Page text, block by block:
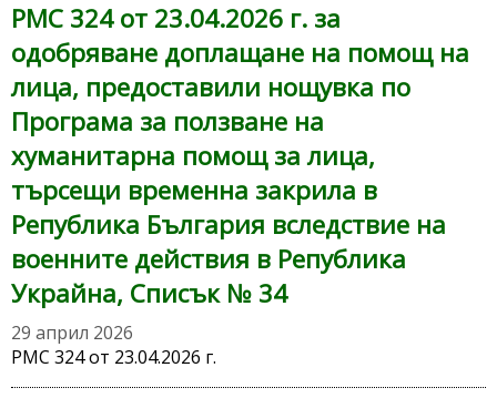
РМС 324 от 23.04.2026 г. за
одобряване доплащане на помощ на
лица, предоставили нощувка по
Програма за ползване на
хуманитарна помощ за лица,
търсещи временна закрила в
Република България вследствие на
военните действия в Република
Украйна, Списък № 34
29 април 2026
РМС 324 от 23.04.2026 г.